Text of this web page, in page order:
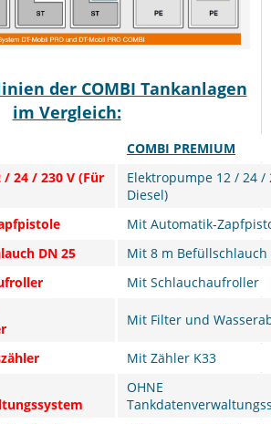
der COMBI Tankanlagen
im Vergleich:
COMBI PREMIUM
24 / 230 V (Für
Elektropumpe 12 / 24 /
Diesel)
Mit Automatik-
DN 25
Mit 8 m Befüllschlauch
Mit Schlauchaufroller
Mit Filter und
Mit Zähler K33
OHNE